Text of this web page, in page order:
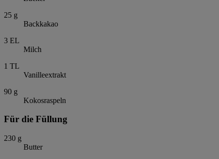
25 g
Backkakao
3 EL
Milch
1 TL
Vanilleextrakt
90 g
Kokosraspeln
Für die Füllung
230 g
Butter